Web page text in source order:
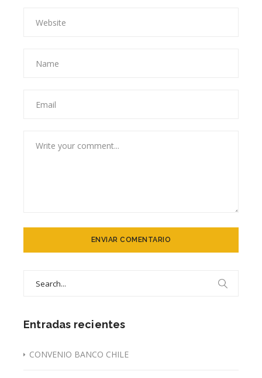
Entradas recientes
CONVENIO BANCO CHILE